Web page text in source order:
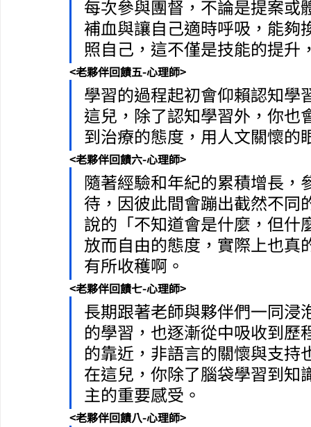
每次參與團督，不論是提案或
補血與讓自己適時呼吸，能夠
照自己，這不僅是技能的提升
<老夥伴回饋五-心理師>
學習的過程起初會仰賴認知學
這兒，除了認知學習外，你也
到治療的態度，用人文關懷的
<老夥伴回饋六-心理師>
隨著經驗和年紀的累積增長，
待，因彼此間會蹦出截然不同
說的「不知道會是什麼，但什
放而自由的態度，實際上也真
有所收穫啊。
<老夥伴回饋七-心理師>
長期跟著老師與夥伴們一同浸
的學習，也逐漸從中吸收到歷
的靠近，非語言的關懷與支持
在這兒，你除了腦袋學習到知
主的重要感受。
<老夥伴回饋八-心理師>